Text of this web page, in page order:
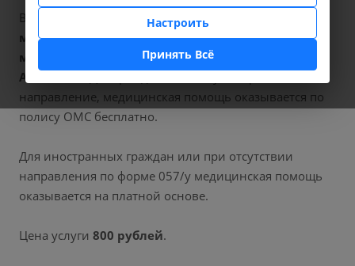
В наших клиниках мы проводим
микроскопическое исследование влагалищных
мазков (бактериоскопия), код услуги (НМУ)
A12.20.001
направление, медицинская помощь оказывается по
полису ОМС бесплатно.
Для иностранных граждан или при отсутствии
направления по форме 057/у медицинская помощь
оказывается на платной основе.
Цена услуги 800 рублей.
Настроить
Принять Всё